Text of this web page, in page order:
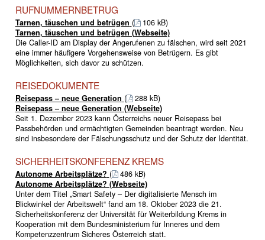
RUFNUMMERNBETRUG
Tarnen, täuschen und betrügen (
106 kB)
Tarnen, täuschen und betrügen (Webseite)
Die Caller-ID am Display der Angerufenen zu fälschen, wird seit 2021
eine immer häufigere Vorgehensweise von Betrügern. Es gibt
Möglichkeiten, sich davor zu schützen.
REISEDOKUMENTE
Reisepass – neue Generation (
288 kB)
Reisepass – neue Generation (Webseite)
Seit 1. Dezember 2023 kann Österreichs neuer Reisepass bei
Passbehörden und ermächtigten Gemeinden beantragt werden. Neu
sind insbesondere der Fälschungsschutz und der Schutz der Identität.
SICHERHEITSKONFERENZ KREMS
Autonome Arbeitsplätze? (
486 kB)
Autonome Arbeitsplätze? (Webseite)
Unter dem Titel „Smart Safety – Der digitalisierte Mensch im
Blickwinkel der Arbeitswelt“ fand am 18. Oktober 2023 die 21.
Sicherheitskonferenz der Universität für Weiterbildung Krems in
Kooperation mit dem Bundesministerium für Inneres und dem
Kompetenzzentrum Sicheres Österreich statt.